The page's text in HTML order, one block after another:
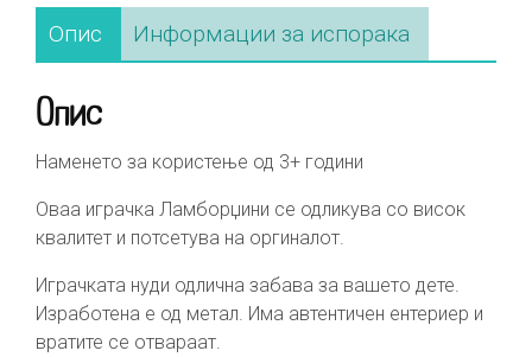
Опис Информации за испорака
Опис
Наменето за користење од 3+ години
Оваа играчка Ламборџини се одликува со висок
квалитет и потсетува на оргиналот.
Играчката нуди одлична забава за вашето дете.
Изработена е од метал. Има автентичен ентериер и
вратите се отвараат.